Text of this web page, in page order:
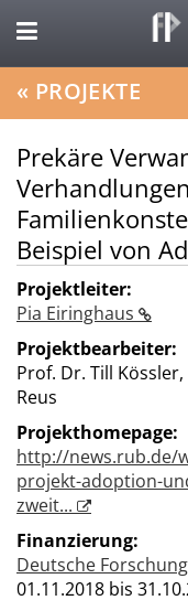
« PROJEKTE
Prekäre
Beispiel von
Projektleiter:
Pia Eiringhaus
Projektbearbeiter:
Prof. Dr. Till
Reus
Projekthomepage:
http://news.rub.de/
projekt-adoption-
zweit...
Finanzierung:
Deutsche
01.11.2018 bis